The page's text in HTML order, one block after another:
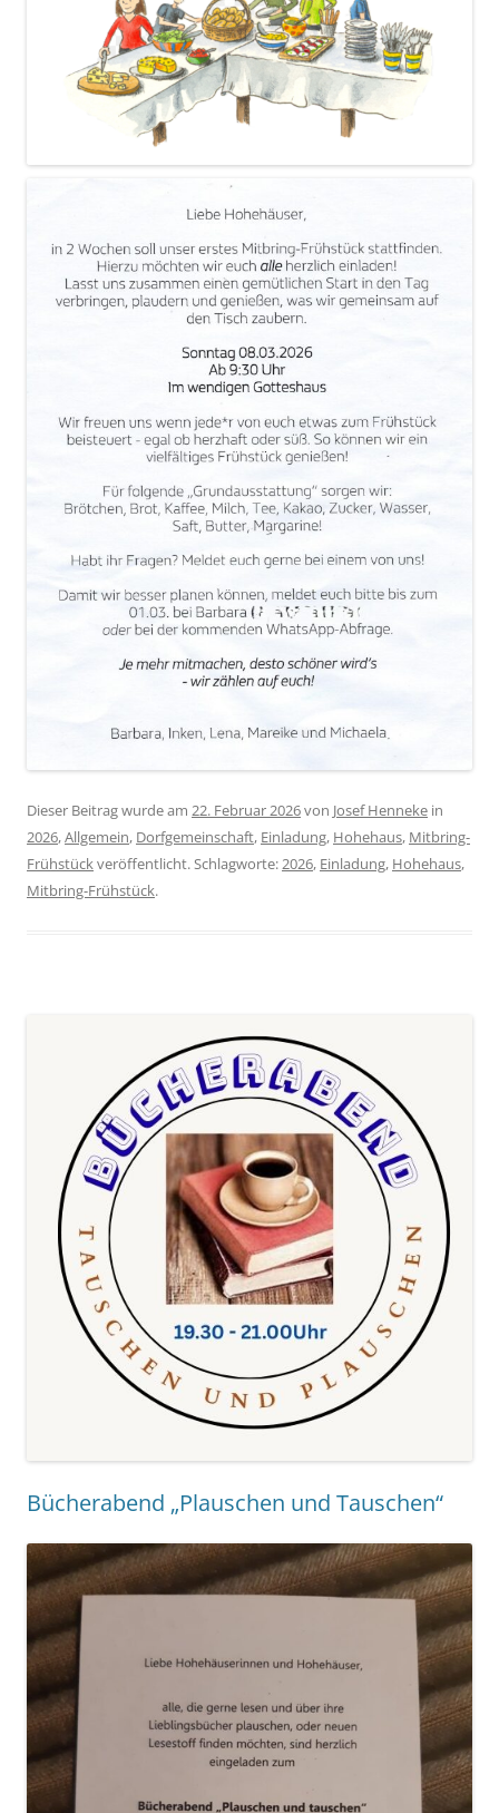
Dieser Beitrag wurde am 22. Februar 2026von Josef Henneke in
2026,Allgemein, Dorfgemeinschaft, Einladung, Hohehaus, Mitbring-
Frühstückveröffentlicht. Schlagworte:2026, Einladung, Hohehaus,
Mitbring-Frühstück.
Bücherabend „Plauschen und Tauschen“